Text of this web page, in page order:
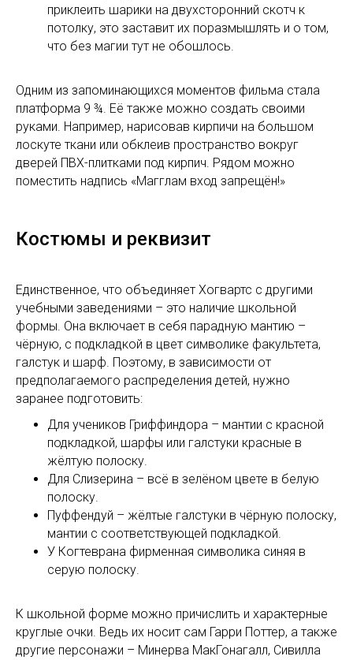
приклеить шарики на двухсторонний скотч к
потолку, это заставит их поразмышлять и о том,
что без магии тут не обошлось.
Одним из запоминающихся моментов фильма стала
платформа 9 ¾. Её также можно создать своими
руками. Например, нарисовав кирпичи на большом
лоскуте ткани или обклеив пространство вокруг
дверей ПВХ-плитками под кирпич. Рядом можно
поместить надпись «Магглам вход запрещён!»
Костюмы и реквизит
Единственное, что объединяет Хогвартс с другими
учебными заведениями – это наличие школьной
формы. Она включает в себя парадную мантию –
чёрную, с подкладкой в цвет символике факультета,
галстук и шарф. Поэтому, в зависимости от
предполагаемого распределения детей, нужно
заранее подготовить:
Для учеников Гриффиндора – мантии с красной
подкладкой, шарфы или галстуки красные в
жёлтую полоску.
Для Слизерина – всё в зелёном цвете в белую
полоску.
Пуффендуй – жёлтые галстуки в чёрную полоску,
мантии с соответствующей подкладкой.
У Когтеврана фирменная символика синяя в
серую полоску.
К школьной форме можно причислить и характерные
круглые очки. Ведь их носит сам Гарри Поттер, а также
другие персонажи – Минерва МакГонагалл, Сивилла